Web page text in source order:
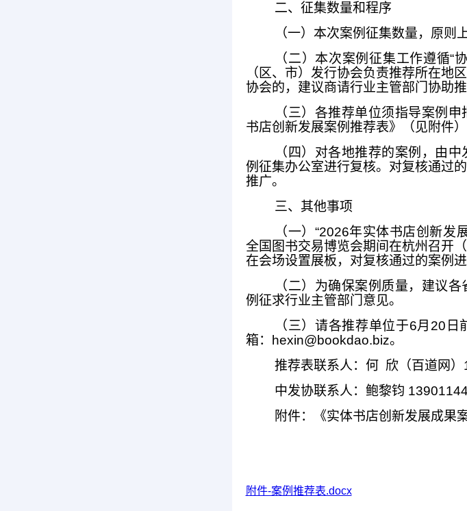
二、征集数量和程序
（一）本次案例征集数量，原则
（二）本次案例征集工作遵循“
（区、市）发行协会负责推荐所在地
协会的，建议商请行业主管部门协助推
（三）各推荐单位须指导案例
书店创新发展案例推荐表》（见附件
（四）对各地推荐的案例，由
例征集办公室进行复核。对复核通过
推广。
三、其他事项
（一）“2026年实体书店创新
全国图书交易博览会期间在杭州召开
在会场设置展板，对复核通过的案例进
（二）为确保案例质量，建议
例征求行业主管部门意见。
（三）请各推荐单位于6月20
箱：hexin@bookdao.biz。
推荐表联系人：何 欣（百道网）
中发协联系人：鲍黎钧
附件：《实体书店创新发展成果
附件-案例推荐表.docx